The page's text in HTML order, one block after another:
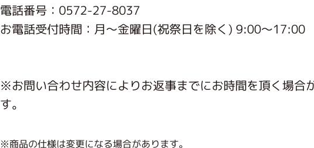
電話番号：0572-27-8037
お電話受付時間：月〜金曜日(祝祭日を除く) 9:00～17:00
※お問い合わせ内容によりお返事までにお時間を頂く場合
す。
※商品の仕様は変更になる場合があります。
くまのがっこう 家庭科部